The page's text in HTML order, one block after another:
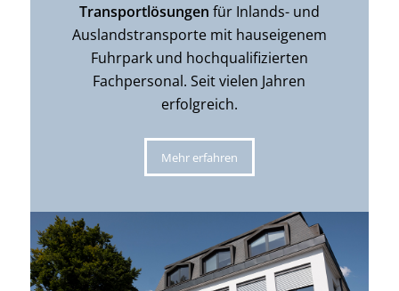
Transportlösungen für Inlands- und
Auslandstransporte mit hauseigenem
Fuhrpark und hochqualifizierten
Fachpersonal. Seit vielen Jahren
erfolgreich.
Mehr erfahren